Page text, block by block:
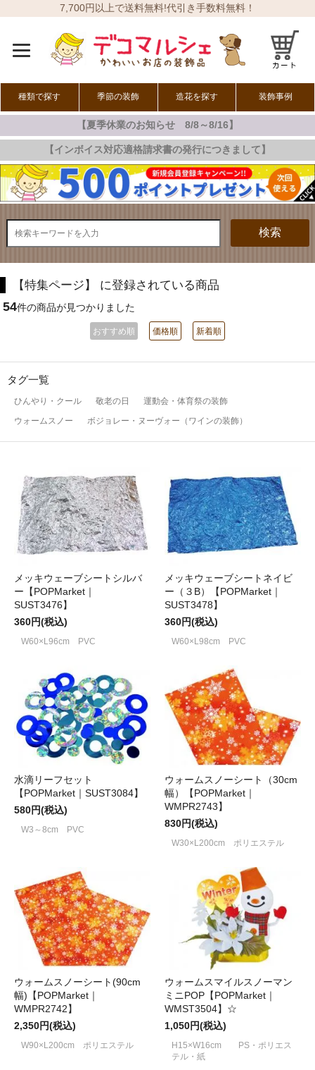
7,700円以上で送料無料!代引き手数料無料！
種類で探す 季節の装飾
春の装飾
夏の装飾
秋の装飾
冬の装飾
オールシーズン
造花を探す 装飾事例
【夏季休業のお知らせ 8/8～8/16】
【インボイス対応適格請求書の発行につきまして】
検索
【特集ページ】 に登録されている商品
54件の商品が見つかりました
おすすめ順 価格順 新着順
タグ一覧
ひんやり・クール 敬老の日
運動会・体育祭の装飾
ウォームスノー
ボジョレー・ヌーヴォー（ワインの装飾）
メッキウェーブシートシルバ
ー【POPMarket｜
SUST3476】
360円(税込)
W60×L96cm PVC
メッキウェーブシートネイビ
ー（３B）【POPMarket｜
SUST3478】
360円(税込)
W60×L98cm PVC
水滴リーフセット
【POPMarket｜SUST3084】
580円(税込)
W3～8cm PVC
ウォームスノーシート（30cm
幅）【POPMarket｜
WMPR2743】
830円(税込)
W30×L200cm ポリエステル
ウォームスノーシート(90cm
幅)【POPMarket｜
WMPR2742】
2,350円(税込)
W90×L200cm ポリエステル
ウォームスマイルスノーマン
ミニPOP【POPMarket｜
WMST3504】☆
1,050円(税込)
H15×W16cm PS・ポリエス
テル・紙